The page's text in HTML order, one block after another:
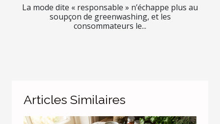
La mode dite « responsable » n’échappe plus au
soupçon de greenwashing, et les
consommateurs le...
Articles Similaires